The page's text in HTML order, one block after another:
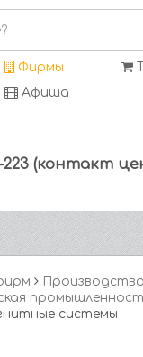
Фирмы
Афиша
223 (контакт
системы